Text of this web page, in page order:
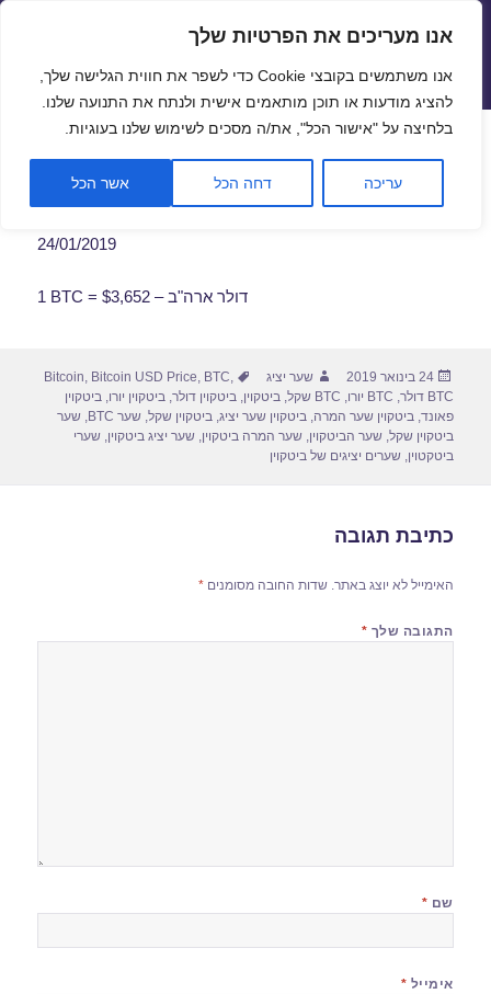
פתח
אנו מעריכים את הפרטיות שלך
אנו משתמשים בקובצי Cookie כדי לשפר את חווית הגלישה שלך,
להציג מודעות או תוכן מותאמים אישית ולנתח את התנועה שלנו.
בלחיצה על "אישור הכל", את/ה מסכים לשימוש שלנו בעוגיות.
עריכה דחה הכל אשר הכל
שערי חליפין יציגים – שער יציג
תפריטים
ווידג'טים
שער ביטקוין לתאריך 24/01/2019
24/01/2019
1 BTC = $3,652 – דולר ארה"ב
פורסם
בתאריך
24 בינואר 2019 מחבר
שער יציג תגיות Bitcoin, Bitcoin USD Price, BTC,
BTC דולר
, BTC יורו , BTC שקל ,ביטקוין,ביטקוין דולר,ביטקוין יורו,ביטקוין
פאונד,ביטקוין שער המרה,ביטקוין שער יציג,ביטקוין שקל,שער BTC ,שער
ביטקוין שקל,שער הביטקוין,שער המרה ביטקוין,שער יציג ביטקוין,שערי
ביטקטוין,שערים יציגים של ביטקוין
כתיבת תגובה
האימייל לא יוצג באתר. שדות החובה מסומנים*
התגובה שלך *
שם *
אימייל *